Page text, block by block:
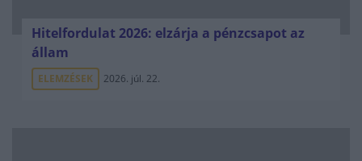
Hitelfordulat 2026: elzárja a pénzcsapot az
állam
ELEMZÉSEK 2026. júl. 22.